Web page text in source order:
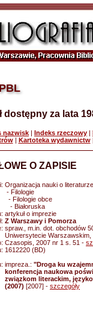
dostępny za lata
nazwisk | Indeks rzeczowy |
| Kartoteka wydawnictw|
O ZAPISIE
Organizacja nauki o literaturze
- Filologie
- Filologie obce
- Białoruska
artykuł o imprezie
Z Warszawy i Pomorza
spraw., m.in. dot. obchodów
Uniwersytecie Warszawskim,
Czasopis, 2007 nr 1 s. 51 -
1612220 (BD)
impreza.: "Droga ku
konferencja naukowa
związkom literackim,
(2007) [2007] - szczegóły